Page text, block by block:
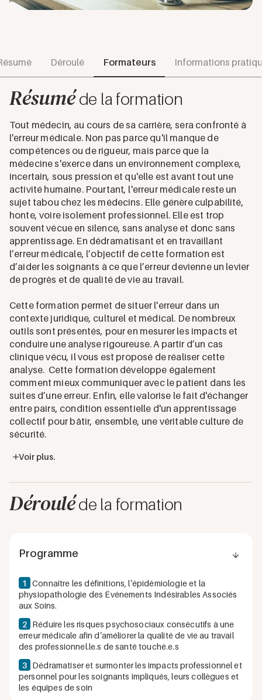
Déroulé Formateurs Informations
Résuméde la formation
Tout médecin, au cours de sa carrière, sera confronté à
l'erreur médicale. Non pas parce qu'il manque de
compétences ou de rigueur, mais parce que la
médecine s'exerce dans un environnement complexe,
incertain, sous pression et qu'elle est avant tout une
activité humaine. Pourtant, l'erreur médicale reste un
sujet tabou chez les médecins. Elle génère culpabilité,
honte, voire isolement professionnel. Elle est trop
souvent vécue en silence, sans analyse et donc sans
apprentissage. En dédramatisant et en travaillant
l’erreur médicale, l’objectif de cette formation est
d’aider les soignants à ce que l’erreur devienne un levier
de progrès et de qualité de vie au travail.
Cette formation permet de situer l'erreur dans un
contexte juridique, culturel et médical. De nombreux
outils sont présentés, pour en mesurer les impacts et
conduire une analyse rigoureuse. A partir d’un cas
clinique vécu, il vous est proposé de réaliser cette
analyse. Cette formation développe également
comment mieux communiquer avec le patient dans les
suites d’une erreur. Enfin, elle valorise le fait d'échanger
entre pairs, condition essentielle d'un apprentissage
collectif pour bâtir, ensemble, une véritable culture de
sécurité.
Voir plus.
Dérouléde la formation
Programme
1
Connaître les définitions, l’épidémiologie et la
physiopathologie des Événements Indésirables Associés
aux Soins.
2 Réduire les risques psychosociaux consécutifs à une
erreur médicale afin d’améliorer la qualité de vie au travail
des professionnel.le.s de santé touché.e.s
3 Dédramatiser et surmonter les impacts professionnel et
personnel pour les soignants impliqués, leurs collègues et
les équipes de soin